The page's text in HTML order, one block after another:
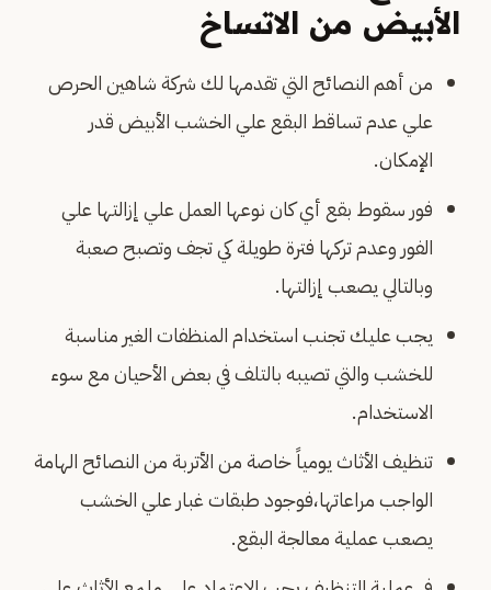
الأبيض من الاتساخ
من أهم النصائح التي تقدمها لك شركة شاهين الحرص
علي عدم تساقط البقع علي الخشب الأبيض قدر
الإمكان.
فور سقوط بقع أي كان نوعها العمل علي إزالتها علي
الفور وعدم تركها فترة طويلة كي تجف وتصبح صعبة
وبالتالي يصعب إزالتها.
يجب عليك تجنب استخدام المنظفات الغير مناسبة
للخشب والتي تصيبه بالتلف في بعض الأحيان مع سوء
الاستخدام.
تنظيف الأثاث يومياً خاصة من الأتربة من النصائح الهامة
الواجب مراعاتها،فوجود طبقات غبار علي الخشب
يصعب عملية معالجة البقع.